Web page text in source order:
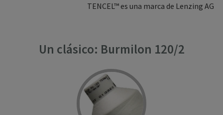
TENCEL™ es una marca de Lenzing AG
Un clásico: Burmilon 120/2